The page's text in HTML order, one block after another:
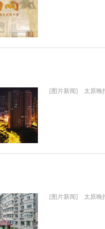
[图片新闻] 太原晚
[图片新闻] 太原晚